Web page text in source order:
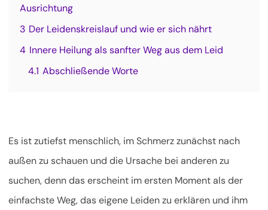
Ausrichtung
3 Der Leidenskreislauf und wie er sich nährt
4 Innere Heilung als sanfter Weg aus dem Leid
4.1 Abschließende Worte
Es ist zutiefst menschlich, im Schmerz zunächst nach
außen zu schauen und die Ursache bei anderen zu
suchen, denn das erscheint im ersten Moment als der
einfachste Weg, das eigene Leiden zu erklären und ihm